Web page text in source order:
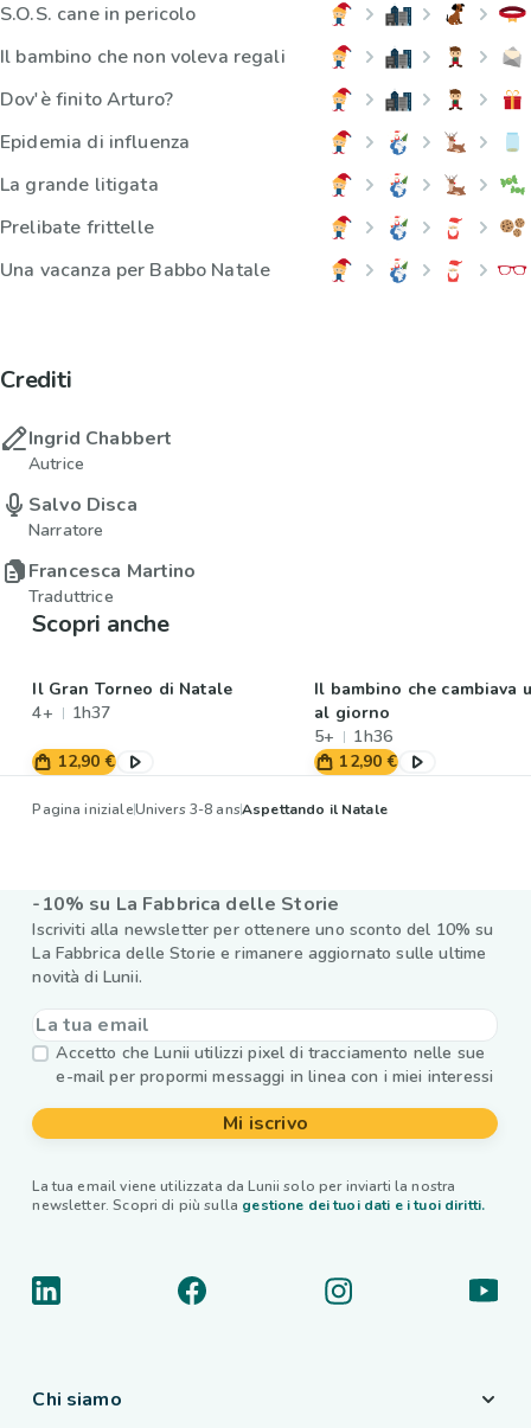
S.O.S. cane in pericolo
Il bambino che non voleva regali
Dov'è finito Arturo?
Epidemia di influenza
La grande litigata
Prelibate frittelle
Una vacanza per Babbo Natale
Crediti
Ingrid Chabbert
Autrice
Salvo Disca
Narratore
Francesca Martino
Traduttrice
Scopri anche
Il Gran Torneo di Natale
4+
1h37
12,90 €
Il bambino che cambiava
al giorno
5+
1h36
12,90 €
Pagina inizialeUnivers 3-8 ansAspettando il Natale
-10% su La Fabbrica delle Storie
Iscriviti alla newsletter per ottenere uno sconto del 10% su
La Fabbrica delle Storie e rimanere aggiornato sulle ultime
novità di Lunii.
Accetto che Lunii utilizzi pixel di tracciamento nelle sue
e-mail per propormi messaggi in linea con i miei interessi
Mi iscrivo
La tua email viene utilizzata da Lunii solo per inviarti la nostra
newsletter. Scopri di più sulla gestione dei tuoi dati e i tuoi diritti.
Chi siamo